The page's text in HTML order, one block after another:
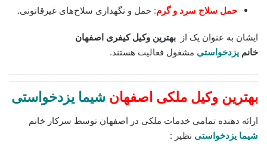
حمل سلاح سرد و گرم: حمل و نگهداری سلاح‌های غیرقانونی.
ایشان به عنوان یک از بهترین وکیل کیفری اصفهان
خانم یزدخواستی مشغول فعالیت هستند.
بهترین وکیل ملکی اصفهان شیما یزدخواستی
ارائه دهنده تمامی خدمات ملکی در اصفهان توسط سرکار خانم
شیما یزدخواستی نظیر :